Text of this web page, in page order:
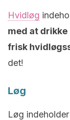
Hvidløg
med at
frisk
det!
Løg
Løg